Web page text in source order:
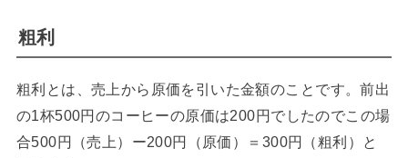
粗利
粗利とは、売上から原価を引いた金額のことです。前出
の1杯500円のコーヒーの原価は200円でしたのでこの場
合500円（売上）ー200円（原価）＝300円（粗利）と